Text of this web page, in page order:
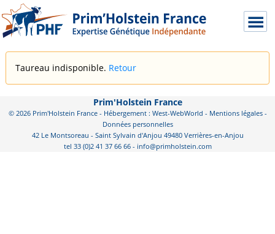
Taureau indisponible. Retour
Prim'Holstein France
© 2026 Prim'Holstein France - Hébergement : West-WebWorld - Mentions légales-
Données personnelles
42 Le Montsoreau - Saint Sylvain d'Anjou 49480 Verrières-en-Anjou
tel 33 (0)2 41 37 66 66 - info@primholstein.com